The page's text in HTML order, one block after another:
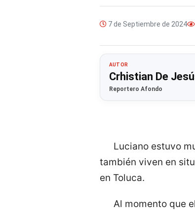
7 de Septiembre de 2024
AUTOR
Crhistian De
Reportero Afondo
Luciano estuvo
también viven en
en Toluca.
Al momento que